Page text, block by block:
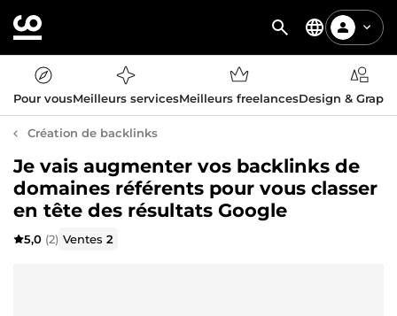
Pour vousMeilleurs servicesMeilleurs freelancesDesign &
Création de backlinks
Je vais augmenter vos backlinks de
domaines référents pour vous classer
en tête des résultats Google
5,0 (2) Ventes2